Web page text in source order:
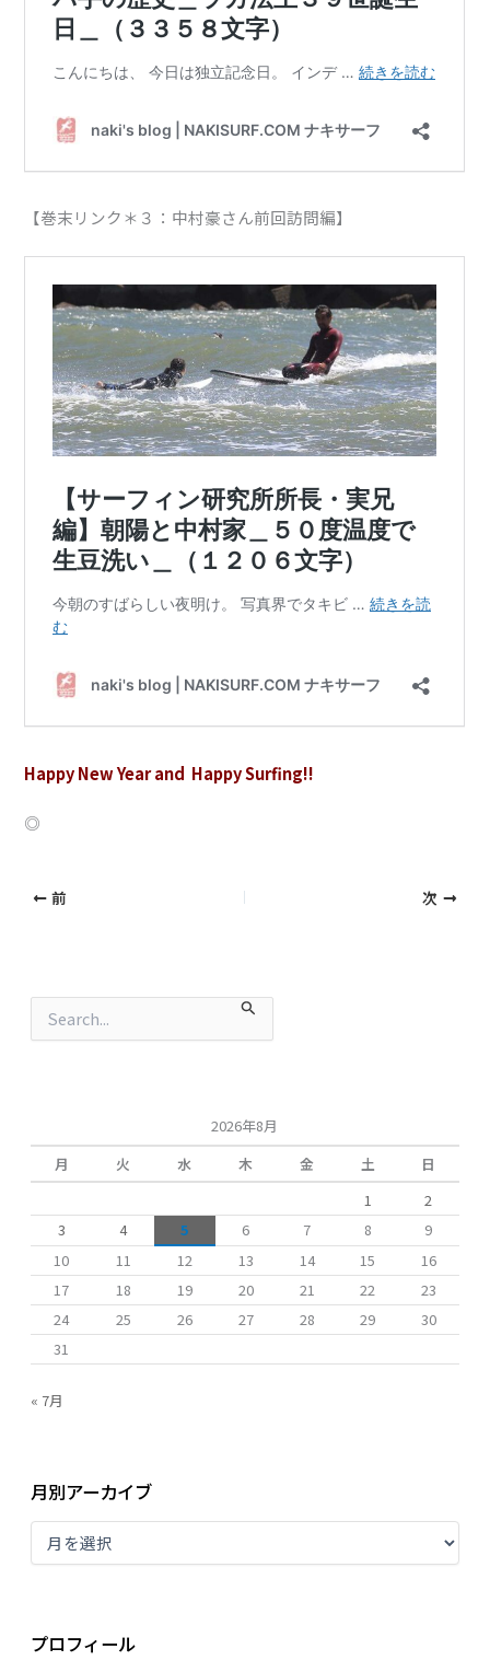
【巻末リンク＊３：中村豪さん前回訪問編】
Happy New Year and Happy Surfing!!
◎
前 次
2026年8月
月
火 水 木 金 土
日
1
2
3
4 5 6 7 8
9
10
11 12 13 14 15
16
17
18 19 20 21 22
23
24
25 26 27 28 29
30
31
« 7月
月別アーカイブ
プロフィール